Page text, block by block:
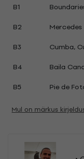
B1
B2
Mercedes
B3
Cumba,
B4
Baila
B5
Pie de
Mul on märkus